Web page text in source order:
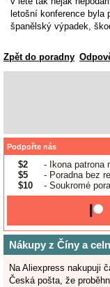
letošní konference byla
španělský výpadek,
Zpět do poradny
Podpořte nás
$2
- Ikona patrona
$5
- Poradna bez
$10
- Soukromé
Nákupy z Číny a
Na Aliexpress nakupuji
Česká pošta, že